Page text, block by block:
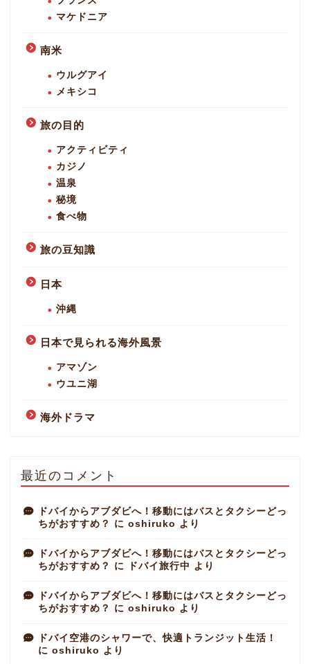
マケドニア
南米
ウルグアイ
メキシコ
旅の目的
アクティビティ
カジノ
温泉
秘境
食べ物
旅の豆知識
日本
沖縄
日本で見られる海外風景
アマゾン
ウユニ湖
海外ドラマ
最近のコメント
ドバイからアブダビへ！移動にはバスとタクシーどっ
ちがおすすめ？
に oshiruko より
ドバイからアブダビへ！移動にはバスとタクシーどっ
ちがおすすめ？
に ドバイ旅行中 より
ドバイからアブダビへ！移動にはバスとタクシーどっ
ちがおすすめ？
に oshiruko より
ドバイ空港のシャワーで、快適トランジット生活！
に oshiruko より